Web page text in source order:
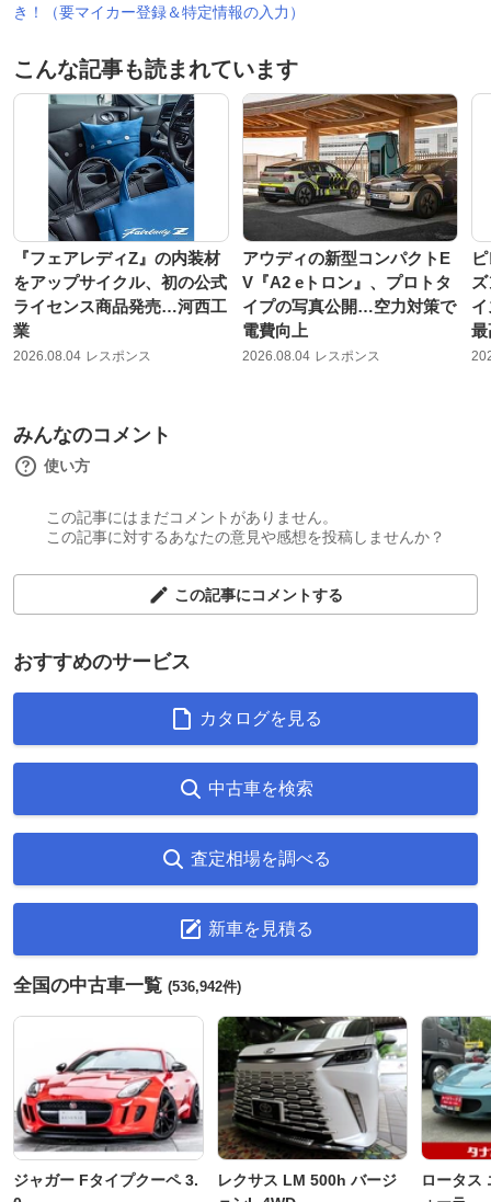
き！（要マイカー登録＆特定情報の入力）
こんな記事も読まれています
『フェアレディZ』の内装材
をアップサイクル、初の公式
ライセンス商品発売…河西工
業
2026.08.04 レスポンス
アウディの新型コンパクトE
V『A2 eトロン』、プロトタ
イプの写真公開…空力対策で
電費向上
2026.08.04 レスポンス
最
みんなのコメント
使い方
この記事にはまだコメントがありません。
この記事に対するあなたの意見や感想を投稿しませんか？
この記事にコメントする
おすすめのサービス
カタログを見る
中古車を検索
査定相場を調べる
新車を見積る
全国の中古車一覧 (536,942件)
ジャガー Fタイプクーペ 3.
レクサス LM 500h バージ
ロータス